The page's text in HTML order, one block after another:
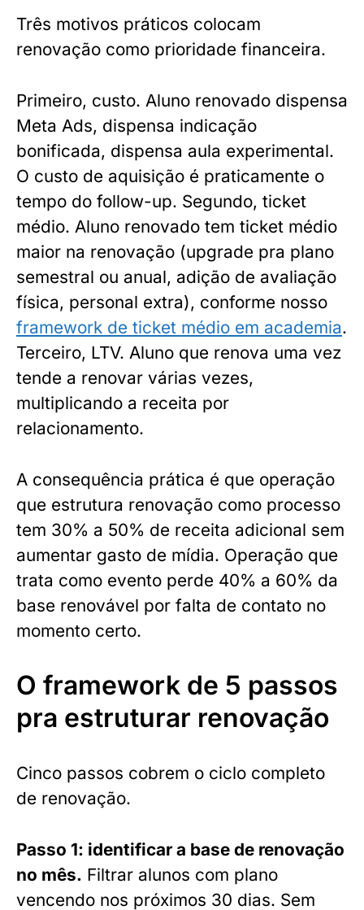
Três motivos práticos colocam
renovação como prioridade financeira.
Primeiro, custo. Aluno renovado dispensa
Meta Ads, dispensa indicação
bonificada, dispensa aula experimental.
O custo de aquisição é praticamente o
tempo do follow-up. Segundo, ticket
médio. Aluno renovado tem ticket médio
maior na renovação (upgrade pra plano
semestral ou anual, adição de avaliação
física, personal extra), conforme nosso
framework de ticket médio em academia.
Terceiro, LTV. Aluno que renova uma vez
tende a renovar várias vezes,
multiplicando a receita por
relacionamento.
A consequência prática é que operação
que estrutura renovação como processo
tem 30% a 50% de receita adicional sem
aumentar gasto de mídia. Operação que
trata como evento perde 40% a 60% da
base renovável por falta de contato no
momento certo.
O framework de 5 passos
pra estruturar renovação
Cinco passos cobrem o ciclo completo
de renovação.
Passo 1: identificar a base de renovação
no mês. Filtrar alunos com plano
vencendo nos próximos 30 dias. Sem